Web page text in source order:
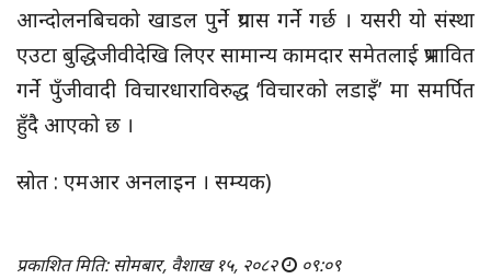
आन्दोलनबिचको खाडल पुर्ने प्रयास गर्ने गर्छ । यसरी यो संस्था
एउटा बुद्धिजीवीदेखि लिएर सामान्य कामदार समेतलाई प्रभावित
गर्ने पुँजीवादी विचारधाराविरुद्ध ‘विचारको लडाइँ’ मा समर्पित
हुँदै आएको छ ।
स्रोत : एमआर अनलाइन । सम्यक)
प्रकाशित मिति: सोमबार, वैशाख १५, २०८२ ०९:०९